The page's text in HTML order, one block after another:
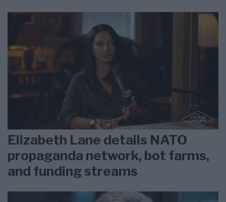
Elizabeth Lane details NATO
propaganda network, bot farms,
and funding streams